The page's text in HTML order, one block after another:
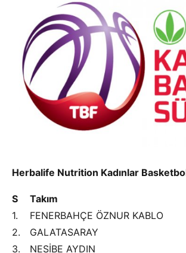
Herbalife Nutrition Kadınlar
S Takım
1.
FENERBAHÇE ÖZNUR KABLO
2.
GALATASARAY
3.
NESİBE AYDIN